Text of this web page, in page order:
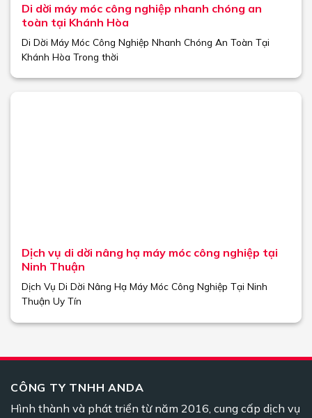
Di dời máy móc công nghiệp nhanh chóng an
toàn tại Khánh Hòa
Di Dời Máy Móc Công Nghiệp Nhanh Chóng An Toàn Tại
Khánh Hòa Trong thời
Dịch vụ di dời nâng hạ máy móc công nghiệp tại
Ninh Thuận
Dịch Vụ Di Dời Nâng Hạ Máy Móc Công Nghiệp Tại Ninh
Thuận Uy Tín
CÔNG TY TNHH ANDA
Hình thành và phát triển từ năm 2016, cung cấp dịch vụ